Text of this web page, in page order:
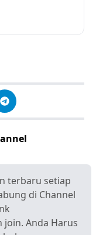
terbaru setiap
di Channel
join. Anda Harus